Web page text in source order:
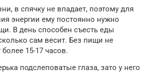
в спячку не впадает, поэтому для
энергии ему постоянно нужно
В день способен съесть еды
сам весит. Без пищи не
15-17 часов.
подслеповатые глаза, зато у него